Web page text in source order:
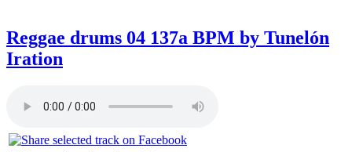
Reggae drums 04 137a BPM by Tunelón
Iration